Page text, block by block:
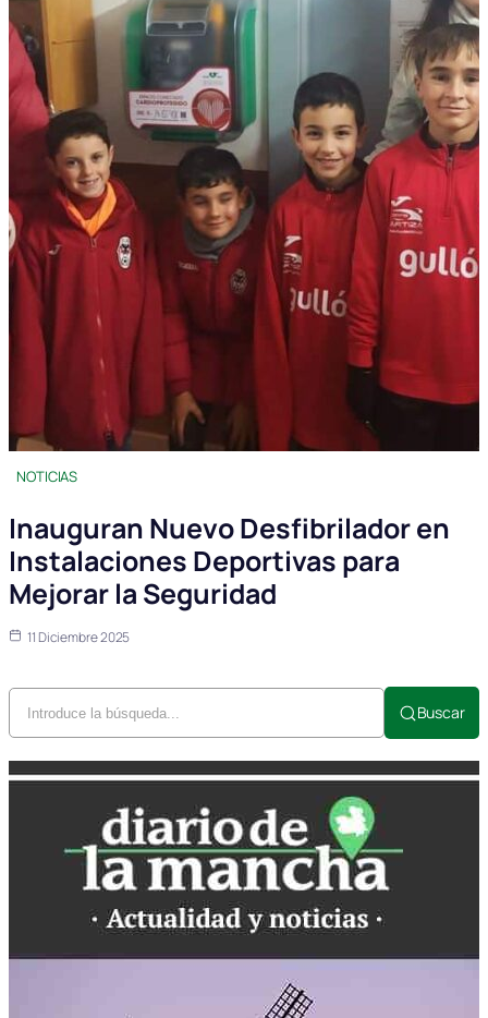
NOTICIAS
Inauguran Nuevo Desfibrilador en
Instalaciones Deportivas para
Mejorar la Seguridad
11 Diciembre 2025
Buscar